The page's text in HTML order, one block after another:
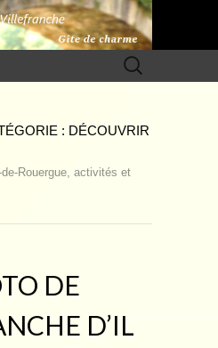
Rechercher :
: DÉCOUVRIR
Rouergue, activités et
DE
D’IL